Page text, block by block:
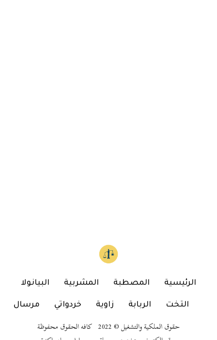
الرئيسية المصطبة المشربية البيانولا
التخت الربابة زاوية خردواتي مرسال
حقوق الملكية والتشغيل © 2022 كافه الحقوق محفوظة